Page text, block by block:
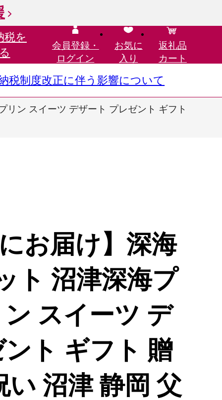
税を
会員登録・
ログイン
お気に
入り
返礼品
カート
税制度改正に伴う影響について
リン スイーツ デザート プレゼント ギフト
お届け】深海
ト 沼津深海プ
スイーツ デ
ト ギフト 贈
い 沼津 静岡 父